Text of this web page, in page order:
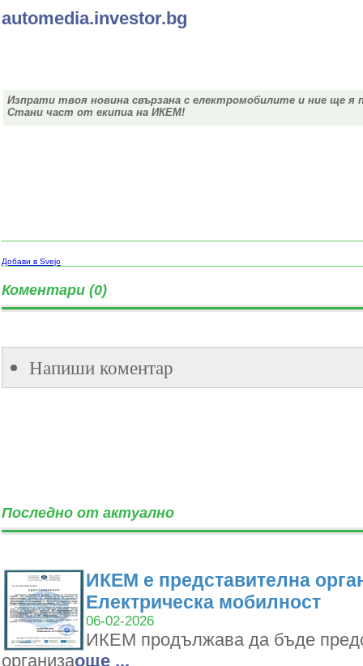
automedia.investor.bg
Изпрати твоя новина свързана с електромобилите и ние ще я
Стани част от екипиа на ИКЕМ!
Добави в Svejo
Коментари (0)
Напиши коментар
Последно от актуално
ИКЕМ е представителна
Електрическа мобилност
06-02-2026
ИКЕМ продължава да бъде
организаoще ...